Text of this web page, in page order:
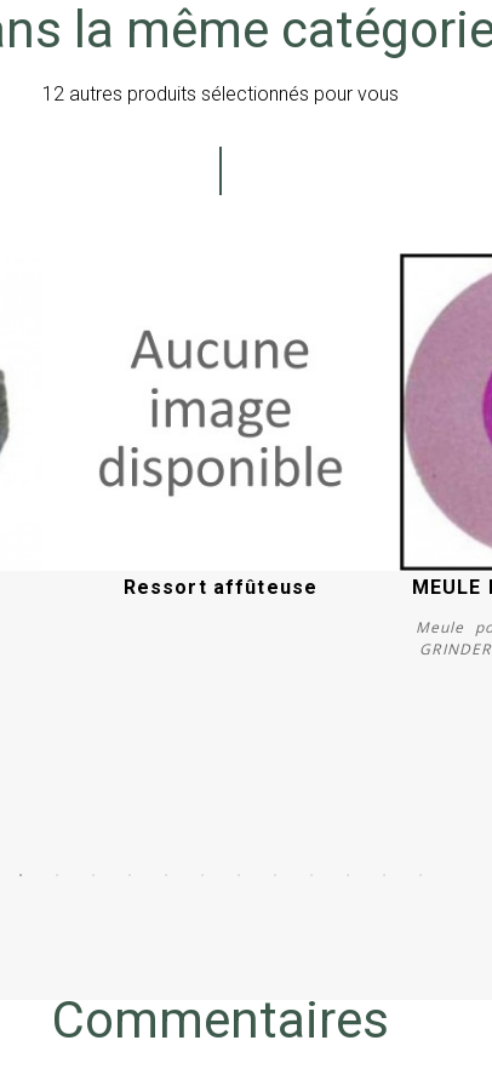
la même
12 autres produits sélectionnés pour vous
Ressort affûteuse MEULE
Meule
Commentaires